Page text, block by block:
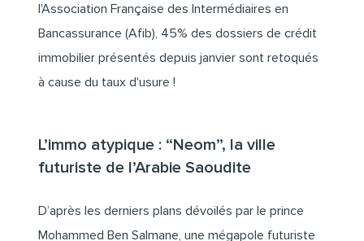
l'Association Française des Intermédiaires en
Bancassurance (Afib), 45% des dossiers de crédit
immobilier présentés depuis janvier sont retoqués
à cause du taux d'usure !
L’immo atypique : “Neom”, la ville
futuriste de l’Arabie Saoudite
D’après les derniers plans dévoilés par le prince
Mohammed Ben Salmane, une mégapole futuriste